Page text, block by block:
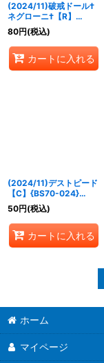
(2024/11)破戒ドール†
ネグローニ†【R】
{BS70-021}《紫》
80円(税込)
カートに入れる
(2024/11)デストピード
【C】{BS70-024}
《紫》
50円(税込)
カートに入れる
ホーム
マイページ